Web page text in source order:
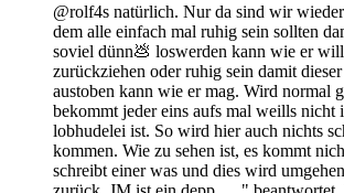
@rolf4s natürlich. Nur da sind wir
dem alle einfach mal ruhig sein sollten
soviel dünn💩 loswerden kann wie er
zurückziehen oder ruhig sein damit
austoben kann wie er mag. Wird normal
bekommt jeder eins aufs mal weills
lobhudelei ist. So wird hier auch nichts
kommen. Wie zu sehen ist, es kommt
schreibt einer was und dies wird